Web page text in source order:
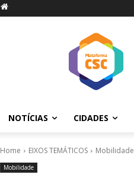
NOTÍCIAS CIDADES
Home EIXOS TEMÁTICOS Mobilidade
Mobilidade